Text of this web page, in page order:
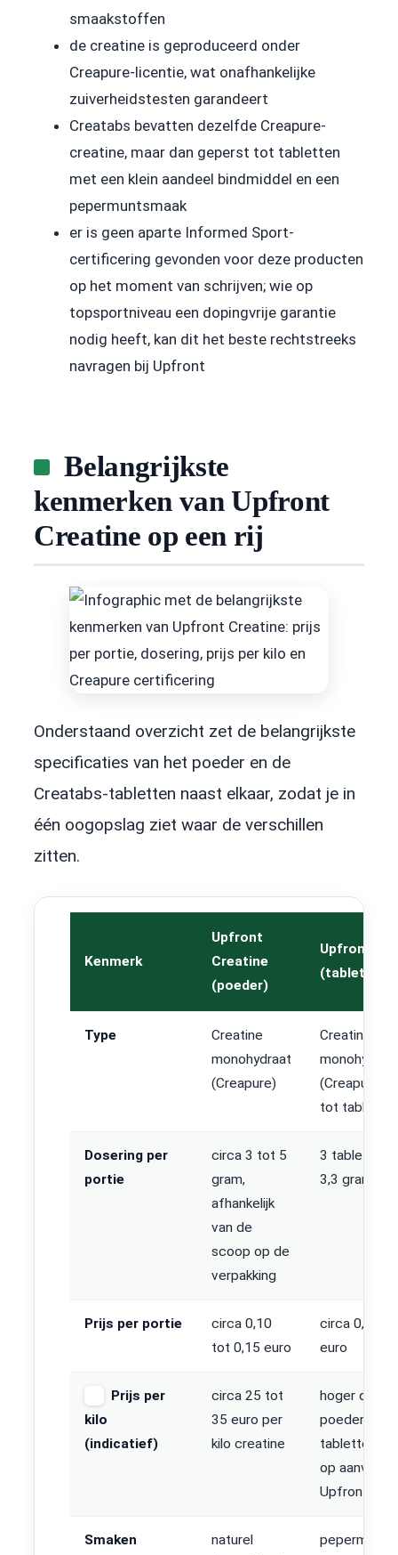
smaakstoffen
de creatine is geproduceerd onder
Creapure-licentie, wat onafhankelijke
zuiverheidstesten garandeert
Creatabs bevatten dezelfde Creapure-
creatine, maar dan geperst tot tabletten
met een klein aandeel bindmiddel en een
pepermuntsmaak
er is geen aparte Informed Sport-
certificering gevonden voor deze producten
op het moment van schrijven; wie op
topsportniveau een dopingvrije garantie
nodig heeft, kan dit het beste rechtstreeks
navragen bij Upfront
Belangrijkste
kenmerken van Upfront
Creatine op een rij
Onderstaand overzicht zet de belangrijkste
specificaties van het poeder en de
Creatabs-tabletten naast elkaar, zodat je in
één oogopslag ziet waar de verschillen
zitten.
Kenmerk
Upfront
Creatine
(poeder)
Upfront
(tabletten)
Type
Creatine
monohydraat
(Creapure)
Creatine
(Creapure),
tot tablet
Dosering per
portie
circa 3 tot 5
gram,
afhankelijk
van de
scoop op de
verpakking
3 tabletten,
3,3 gram
Prijs per portie
circa 0,10
tot 0,15 euro
circa 0,40
euro
Prijs per
kilo
(indicatief)
circa 25 tot
35 euro per
kilo creatine
hoger dan
poeder
op aanvraag
Upfront
Smaken
naturel
pepermunt